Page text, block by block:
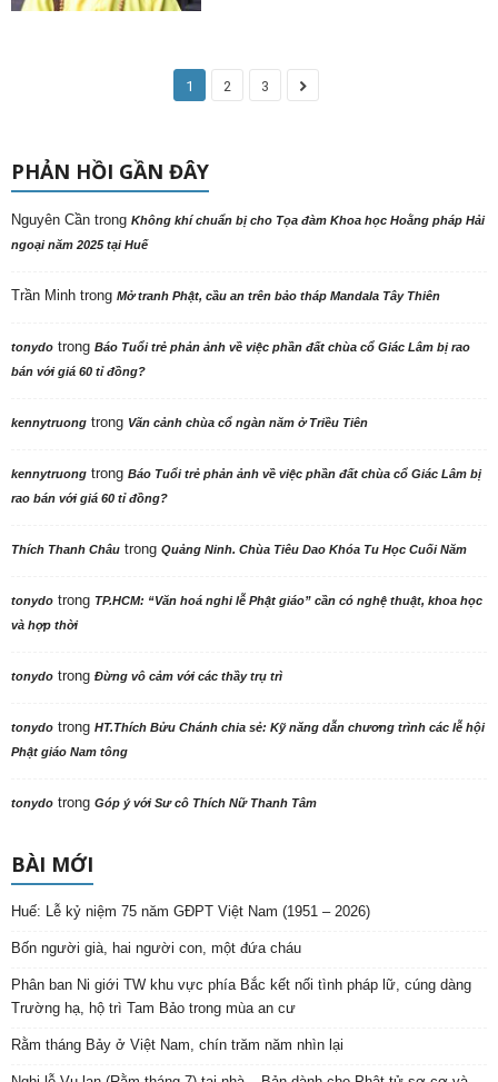
1 2 3
PHẢN HỒI GẦN ĐÂY
Nguyên Cần trong Không khí chuẩn bị cho Tọa đàm Khoa học Hoằng pháp Hải
ngoại năm 2025 tại Huế
Trần Minh trong Mở tranh Phật, cầu an trên bảo tháp Mandala Tây Thiên
tonydo trong Báo Tuổi trẻ phản ảnh về việc phần đất chùa cổ Giác Lâm bị rao
bán với giá 60 tỉ đồng?
kennytruong trong Vãn cảnh chùa cổ ngàn năm ở Triều Tiên
kennytruong trong Báo Tuổi trẻ phản ảnh về việc phần đất chùa cổ Giác Lâm bị
rao bán với giá 60 tỉ đồng?
Thích Thanh Châu trong Quảng Ninh. Chùa Tiêu Dao Khóa Tu Học Cuối Năm
tonydo trong TP.HCM: “Văn hoá nghi lễ Phật giáo” cần có nghệ thuật, khoa học
và hợp thời
tonydo trong Đừng vô cảm với các thầy trụ trì
tonydo trong HT.Thích Bửu Chánh chia sẻ: Kỹ năng dẫn chương trình các lễ hội
Phật giáo Nam tông
tonydo trong Góp ý với Sư cô Thích Nữ Thanh Tâm
BÀI MỚI
Huế: Lễ kỷ niệm 75 năm GĐPT Việt Nam (1951 – 2026)
Bốn người già, hai người con, một đứa cháu
Phân ban Ni giới TW khu vực phía Bắc kết nối tình pháp lữ, cúng dàng
Trường hạ, hộ trì Tam Bảo trong mùa an cư
Rằm tháng Bảy ở Việt Nam, chín trăm năm nhìn lại